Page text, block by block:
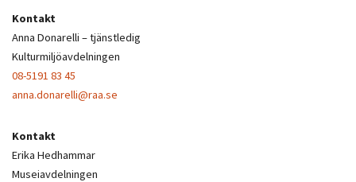
Kontakt
Anna Donarelli – tjänstledig
Kulturmiljöavdelningen
08-5191 83 45
anna.donarelli@raa.se
Kontakt
Erika Hedhammar
Museiavdelningen